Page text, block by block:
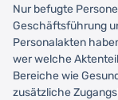
Nur befugte
Geschäftsführung
Personalakten
wer welche
Bereiche wie
zusätzliche